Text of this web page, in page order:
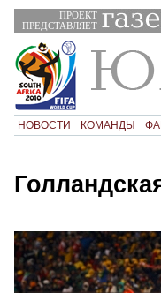
ПРОЕКТ
ПРЕДСТАВЛЯЕТ
НОВОСТИ КОМАНДЫ